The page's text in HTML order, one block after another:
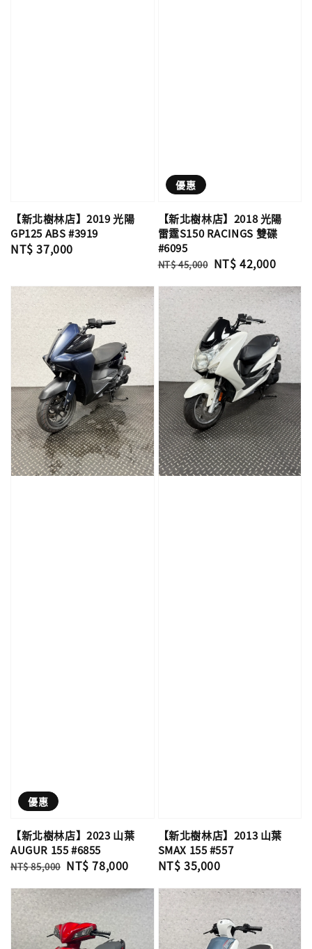
【新北樹林店】2019 光陽
GP125 ABS #3919
Regular
NT$ 37,000
優惠
【新北樹林店】2018 光陽
雷霆S150 RACINGS 雙碟
#6095
Regular
NT$ 45,000 Sale
NT$ 42,000
優惠
【新北樹林店】2023 山葉
AUGUR 155 #6855
Regular
NT$ 85,000 Sale
NT$ 78,000
【新北樹林店】2013 山葉
SMAX 155 #557
Regular
NT$ 35,000